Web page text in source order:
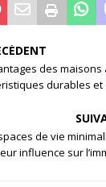
des maisons
durables
de vie
influence sur